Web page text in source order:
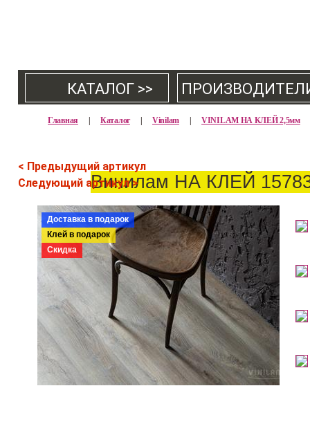
КАТАЛОГ >>
Главная | Каталог | Vinilam | VINILAM НА КЛЕЙ 2,5мм
< Предыдущий артикул
Следующий артикул >Винилам НА КЛЕЙ
Доставка в подарок
Клей в подарок
Скидка